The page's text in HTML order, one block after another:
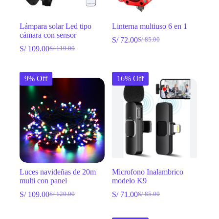
Lámpara solar Led tipo
cámara con sensor
S/119.00
El
era:
S/ 119.00.
S/109.00El
es:
S/ 109.00.
Linterna multiuso 6 en 1
S/85.00
El
S/ 85.00.
S/72.00El
S/ 72.00.
9% Off
Luces navideñas de 20m
multi con panel
S/120.00
El
S/109.00El
16% Off
Microfono Inalambrico
modelo K9
S/85.00
El
S/71.00El